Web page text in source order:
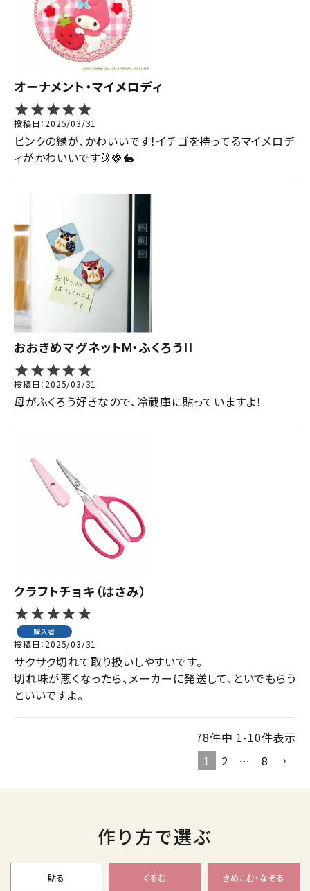
オーナメント・マイメロディ
投稿日 2025/03/31
ピンクの縁が、かわいいです！イチゴを持ってるマイメロデ
ィがかわいいです🐰🍓🐇
おおきめマグネットＭ・ふくろうII
投稿日 2025/03/31
母がふくろう好きなので、冷蔵庫に貼っていますよ！
クラフトチョキ（はさみ）
購入者
投稿日 2025/03/31
サクサク切れて取り扱いしやすいです。
切れ味が悪くなったら、メーカーに発送して、といでもらう
といいですよ。
78件中 1-10件表示
1
2 … 8
作り方で選ぶ
貼る くるむ きめこむ・なぞる